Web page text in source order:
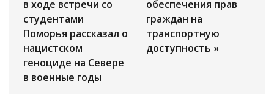
в ходе встречи со
студентами
Поморья рассказал о
нацистском
геноциде на Севере
в военные годы
обеспечения прав
граждан на
транспортную
доступность »